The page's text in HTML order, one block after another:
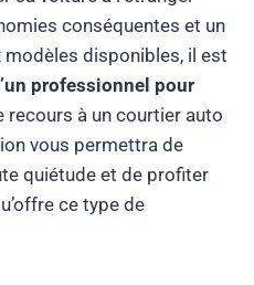
conséquentes et un
disponibles, il est
professionnel pour
recours à un courtier auto
vous permettra de
quiétude et de profiter
ce type de